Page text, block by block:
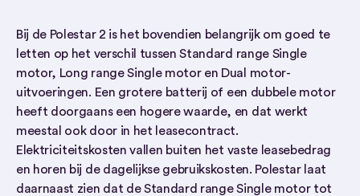
Bij de Polestar 2 is het bovendien belangrijk om goed te
letten op het verschil tussen Standard range Single
motor, Long range Single motor en Dual motor-
uitvoeringen. Een grotere batterij of een dubbele motor
heeft doorgaans een hogere waarde, en dat werkt
meestal ook door in het leasecontract.
Elektriciteitskosten vallen buiten het vaste leasebedrag
en horen bij de dagelijkse gebruikskosten. Polestar laat
daarnaast zien dat de Standard range Single motor tot